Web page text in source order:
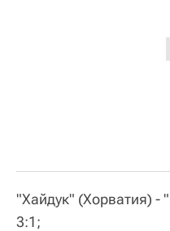
"Хайдук" (Хорватия) -
3:1;